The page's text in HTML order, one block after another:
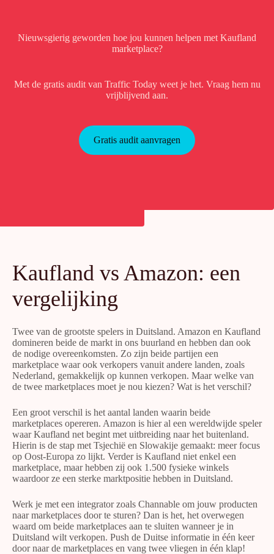
Nieuwsgierig geworden hoe jou kunnen helpen met Kaufland
marketplace?
Met de gratis audit van Traffic Today weet je het. Vraag hem nu
vrijblijvend aan.
Gratis audit aanvragen
Kaufland vs Amazon: een
vergelijking
Twee van de grootste spelers in Duitsland. Amazon en Kaufland
domineren beide de markt in ons buurland en hebben dan ook
de nodige overeenkomsten. Zo zijn beide partijen een
marketplace waar ook verkopers vanuit andere landen, zoals
Nederland, gemakkelijk op kunnen verkopen. Maar welke van
de twee marketplaces moet je nou kiezen? Wat is het verschil?
Een groot verschil is het aantal landen waarin beide
marketplaces opereren. Amazon is hier al een wereldwijde speler
waar Kaufland net begint met uitbreiding naar het buitenland.
Hierin is de stap met Tsjechië en Slowakije gemaakt: meer focus
op Oost-Europa zo lijkt. Verder is Kaufland niet enkel een
marketplace, maar hebben zij ook 1.500 fysieke winkels
waardoor ze een sterke marktpositie hebben in Duitsland.
Werk je met een integrator zoals Channable om jouw producten
naar marketplaces door te sturen? Dan is het, het overwegen
waard om beide marketplaces aan te sluiten wanneer je in
Duitsland wilt verkopen. Push de Duitse informatie in één keer
door naar de marketplaces en vang twee vliegen in één klap!